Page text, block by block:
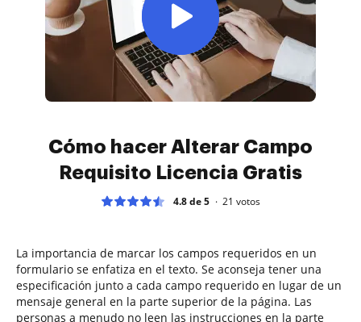
Cómo hacer Alterar Campo
Requisito Licencia Gratis
4.8 de 5 21 votos
La importancia de marcar los campos requeridos en un
formulario se enfatiza en el texto. Se aconseja tener una
especificación junto a cada campo requerido en lugar de un
mensaje general en la parte superior de la página. Las
personas a menudo no leen las instrucciones en la parte